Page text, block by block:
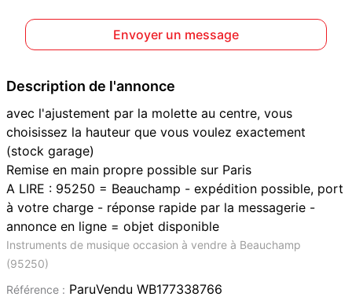
Envoyer un message
Description de l'annonce
avec l'ajustement par la molette au centre, vous
choisissez la hauteur que vous voulez exactement
(stock garage)
Remise en main propre possible sur Paris
A LIRE : 95250 = Beauchamp - expédition possible, port
à votre charge - réponse rapide par la messagerie -
annonce en ligne = objet disponible
Instruments de musique occasion à vendre à Beauchamp
(95250)
Référence : ParuVendu WB177338766